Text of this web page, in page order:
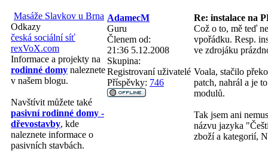
Masáže Slavkov u Brna
Odkazy
česká sociální síť
rexVoX.com
Informace a projekty na
rodinné domy naleznete
v našem blogu.
Navštívit můžete také
pasivní rodinné domy -
dřevostavby, kde
naleznete informace o
pasivních stavbách.
AdamecM
Re: instalace na
Guru
Členem od:
21:36 5.12.2008
Skupina:
Registrovaní uživatelé
Příspěvky: 746
Což o to, mě teď
vpořádku. Resp.
ve zdrojáku
Voala, stačilo
patch, nahrál a je
modulů.
Tak jsem ani
názvu jazyka
zboží a kategorií,